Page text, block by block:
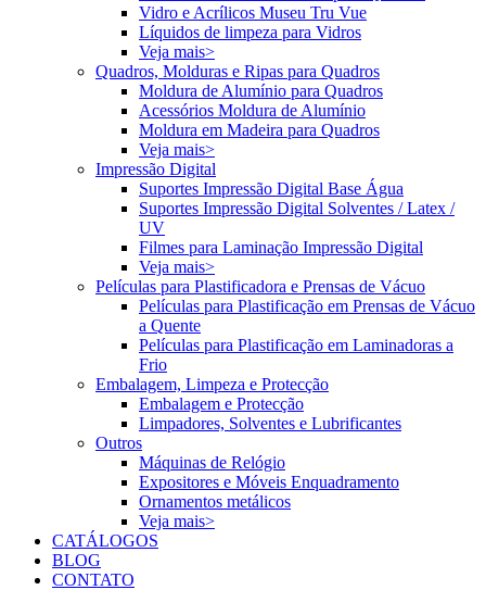
Vidro e Acrílicos Museu Tru Vue
Líquidos de limpeza para Vidros
Veja mais>
Quadros, Molduras e Ripas para Quadros
Moldura de Alumínio para Quadros
Acessórios Moldura de Alumínio
Moldura em Madeira para Quadros
Veja mais>
Impressão Digital
Suportes Impressão Digital Base Água
Suportes Impressão Digital Solventes / Latex /
UV
Filmes para Laminação Impressão Digital
Veja mais>
Películas para Plastificadora e Prensas de Vácuo
Películas para Plastificação em Prensas de Vácuo
a Quente
Películas para Plastificação em Laminadoras a
Frio
Embalagem, Limpeza e Protecção
Embalagem e Protecção
Limpadores, Solventes e Lubrificantes
Outros
Máquinas de Relógio
Expositores e Móveis Enquadramento
Ornamentos metálicos
Veja mais>
CATÁLOGOS
BLOG
CONTATO